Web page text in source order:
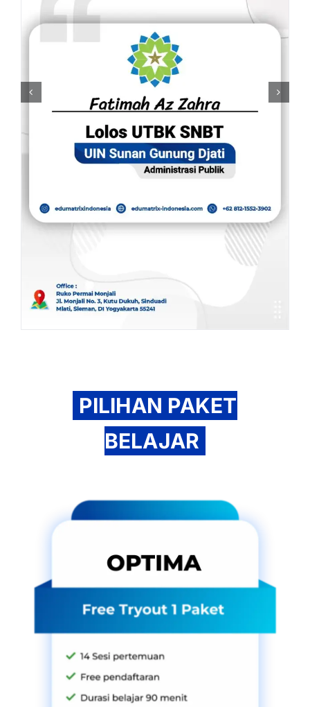
PILIHAN PAKET
BELAJAR